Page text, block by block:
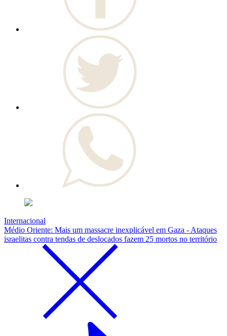
Internacional
Médio Oriente: Mais um massacre inexplicável em Gaza - Ataques
israelitas contra tendas de deslocados fazem 25 mortos no território